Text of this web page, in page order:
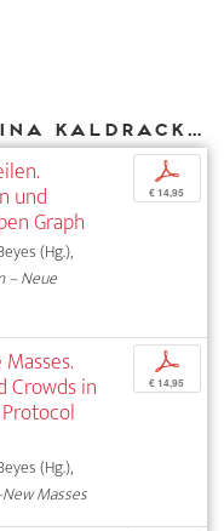
Weitere Texte von Irina Kaldrack bei DIAPHANES
und
Graph
(Hg.),
– Neue
p
€ 14,95
Crowds in
(Hg.),
Masses
p
€ 14,95